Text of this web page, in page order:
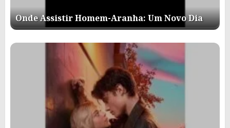
Onde Assistir Homem-Aranha: Um Novo Dia